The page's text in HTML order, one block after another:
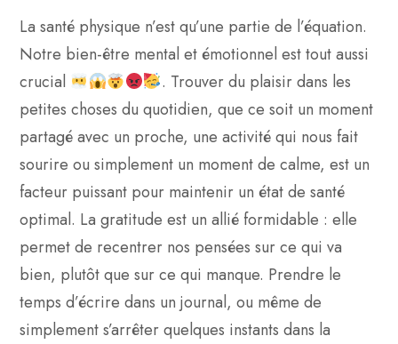
La santé physique n’est qu’une partie de l’équation.
Notre bien-être mental et émotionnel est tout aussi
crucial
. Trouver du plaisir dans les
petites choses du quotidien, que ce soit un moment
partagé avec un proche, une activité qui nous fait
sourire ou simplement un moment de calme, est un
facteur puissant pour maintenir un état de santé
optimal. La gratitude est un allié formidable : elle
permet de recentrer nos pensées sur ce qui va
bien, plutôt que sur ce qui manque. Prendre le
temps d’écrire dans un journal, ou même de
simplement s’arrêter quelques instants dans la